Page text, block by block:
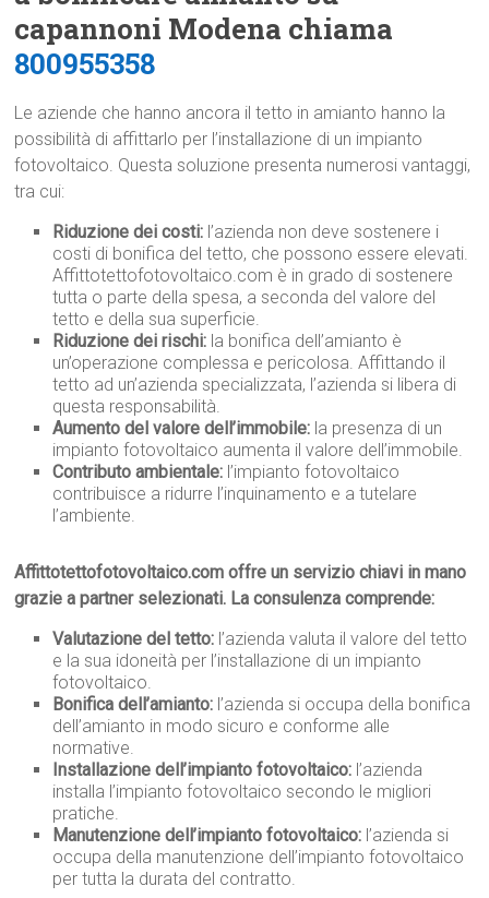
capannoni Modena chiama
800955358
Le aziende che hanno ancora il tetto in amianto hanno la
possibilità di affittarlo per l’installazione di un impianto
fotovoltaico. Questa soluzione presenta numerosi vantaggi,
tra cui:
Riduzione dei costi: l’azienda non deve sostenere i
costi di bonifica del tetto, che possono essere elevati.
Affittotettofotovoltaico.com è in grado di sostenere
tutta o parte della spesa, a seconda del valore del
tetto e della sua superficie.
Riduzione dei rischi: la bonifica dell’amianto è
un’operazione complessa e pericolosa. Affittando il
tetto ad un’azienda specializzata, l’azienda si libera di
questa responsabilità.
Aumento del valore dell’immobile: la presenza di un
impianto fotovoltaico aumenta il valore dell’immobile.
Contributo ambientale: l’impianto fotovoltaico
contribuisce a ridurre l’inquinamento e a tutelare
l’ambiente.
Affittotettofotovoltaico.com offre un servizio chiavi in mano
grazie a partner selezionati. La consulenza comprende:
Valutazione del tetto: l’azienda valuta il valore del tetto
e la sua idoneità per l’installazione di un impianto
fotovoltaico.
Bonifica dell’amianto: l’azienda si occupa della bonifica
dell’amianto in modo sicuro e conforme alle
normative.
Installazione dell’impianto fotovoltaico: l’azienda
installa l’impianto fotovoltaico secondo le migliori
pratiche.
Manutenzione dell’impianto fotovoltaico: l’azienda si
occupa della manutenzione dell’impianto fotovoltaico
per tutta la durata del contratto.